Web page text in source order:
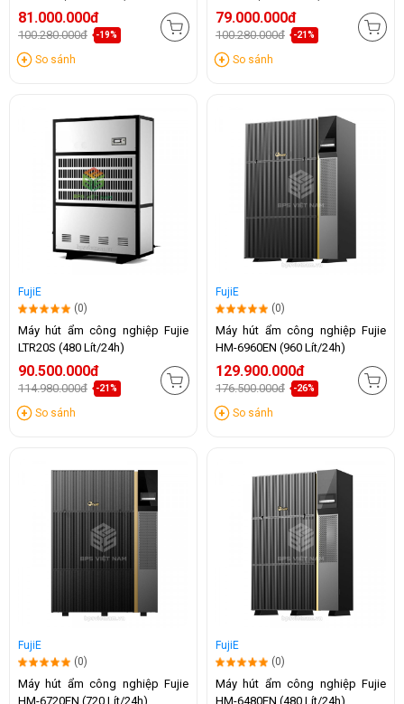
81.000.000đ
100.280.000đ -19%
So sánh
79.000.000đ
100.280.000đ -21%
So sánh
FujiE
(0)
Máy hút ẩm công nghiệp Fujie
LTR20S (480 Lít/24h)
90.500.000đ
114.980.000đ -21%
So sánh
FujiE
(0)
Máy hút ẩm công nghiệp Fujie
HM-6960EN (960 Lít/24h)
129.900.000đ
176.500.000đ -26%
So sánh
FujiE
(0)
Máy hút ẩm công nghiệp Fujie
HM-6720EN (720 Lít/24h)
FujiE
(0)
Máy hút ẩm công nghiệp Fujie
HM-6480EN (480 Lít/24h)